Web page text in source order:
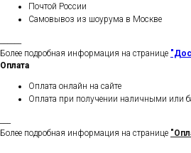
Почтой России
Самовывоз из шоурума в Москве
Более подробная информация на странице
Оплата
Оплата онлайн на сайте
Оплата при получении наличными или
Более подробная информация на странице